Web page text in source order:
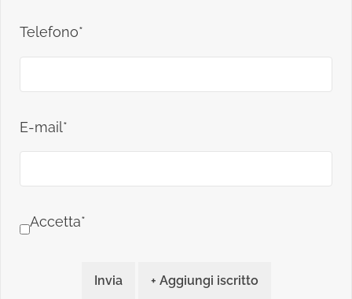
Telefono*
E-mail*
Accetta*
Invia + Aggiungi iscritto